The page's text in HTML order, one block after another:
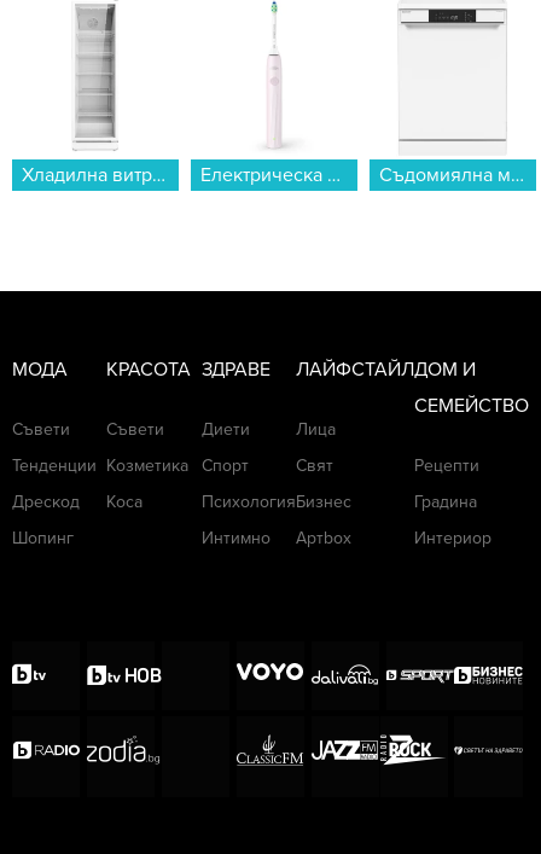
Хладилна витрина Crown SC350WH , 350 l, C , Бял... Електрическа четка за зъби Philips HX4022/03 Sonicare... Съдомиялна машина Sharp QW–NA1BF47EW , 13 комплекта, 600 Ш, мм, E...
МОДА
Съвети
Тенденции
Дрескод
Шопинг
КРАСОТА
Съвети
Козметика
Коса
ЗДРАВЕ
Диети
Спорт
Психология
Интимно
ЛАЙФСТАЙЛ
Лица
Свят
Бизнес
Артbox
ДОМ И
СЕМЕЙСТВО
Рецепти
Градина
Интериор